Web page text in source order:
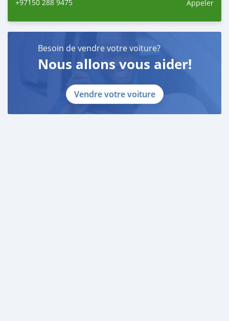
+97150 288 9475 Appeler
Besoin de vendre votre voiture?
Nous allons vous aider!
Vendre votre voiture